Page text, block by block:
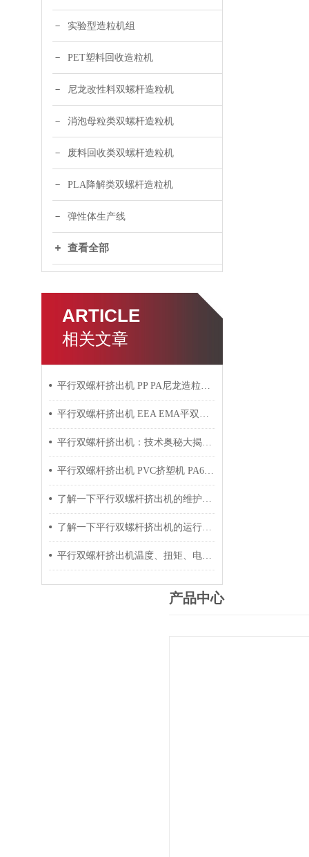
实验型造粒机组
PET塑料回收造粒机
尼龙改性料双螺杆造粒机
消泡母粒类双螺杆造粒机
废料回收类双螺杆造粒机
PLA降解类双螺杆造粒机
弹性体生产线
查看全部
ARTICLE
相关文章
平行双螺杆挤出机 PP PA尼龙造粒机技术参数
平行双螺杆挤出机 EEA EMA平双挤出机 双螺杆挤出机技术参数
平行双螺杆挤出机：技术奥秘大揭秘！
平行双螺杆挤出机 PVC挤塑机 PA6+玻纤挤出造粒机技术参数
了解一下平行双螺杆挤出机的维护保养方法吧
了解一下平行双螺杆挤出机的运行过程吧
平行双螺杆挤出机温度、扭矩、电流控制要点
产品中心